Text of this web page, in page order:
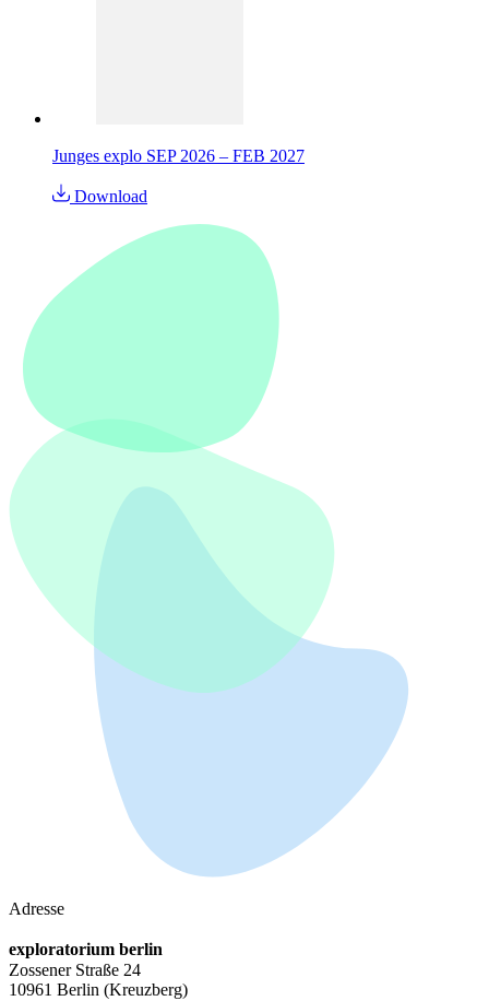
Junges explo SEP 2026 – FEB 2027
Download
Adresse
exploratorium berlin
Zossener Straße 24
10961 Berlin (Kreuzberg)